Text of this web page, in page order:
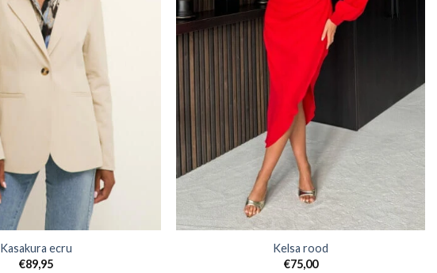
Kasakura ecru
€89,95
Kelsa rood
€75,00